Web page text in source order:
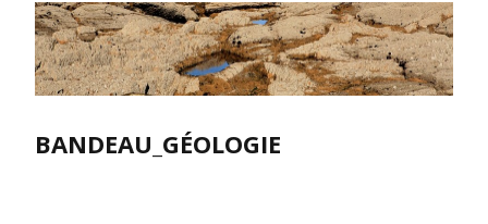
BANDEAU_GÉOLOGIE